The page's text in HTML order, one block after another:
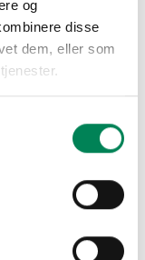
og
disse
dem, eller som